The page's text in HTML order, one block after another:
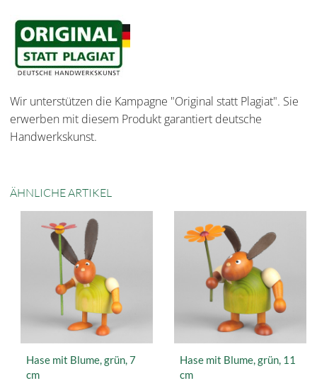
Wir unterstützen die Kampagne "Original statt Plagiat". Sie
erwerben mit diesem Produkt garantiert deutsche
Handwerkskunst.
ÄHNLICHE ARTIKEL
Hase mit Blume, grün, 7
cm
Hase mit Blume, grün, 11
cm